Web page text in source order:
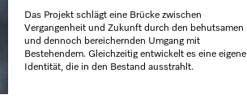
Das Projekt schlägt eine Brücke zwischen
Vergangenheit und Zukunft durch den behutsamen
und dennoch bereichernden Umgang mit
Bestehendem. Gleichzeitig entwickelt es eine eigene
Identität, die in den Bestand ausstrahlt.